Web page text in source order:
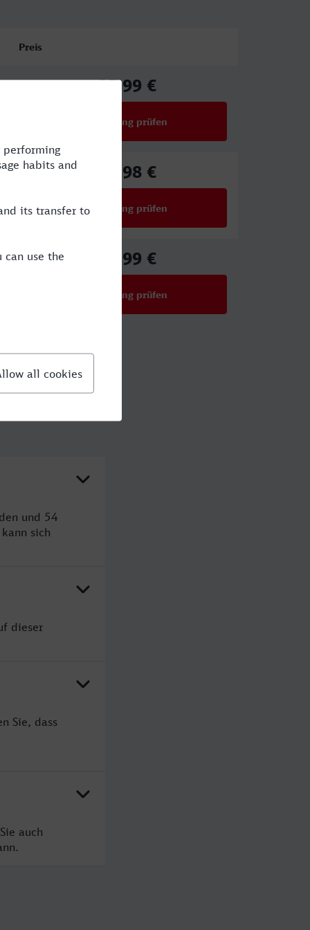
Preis
27,99 €
Verbindung prüfen
71,98 €
Verbindung prüfen
27,99 €
Verbindung prüfen
und 54
sich
dieser
Sie, dass
auch